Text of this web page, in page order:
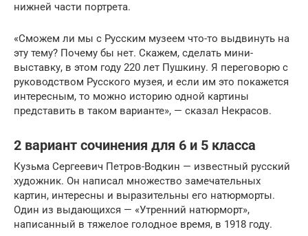
нижней части портрета.
«Сможем ли мы с Русским музеем что-то выдвинуть на
эту тему? Почему бы нет. Скажем, сделать мини-
выставку, в этом году 220 лет Пушкину. Я переговорю с
руководством Русского музея, и если им это покажется
интересным, то можно историю одной картины
представить в таком варианте», — сказал Некрасов.
2 вариант сочинения для 6 и 5 класса
Кузьма Сергеевич Петров-Водкин — известный русский
художник. Он написал множество замечательных
картин, интересны и выразительны его натюрморты.
Один из выдающихся — «Утренний натюрморт»,
написанный в тяжелое голодное время, в 1918 году.